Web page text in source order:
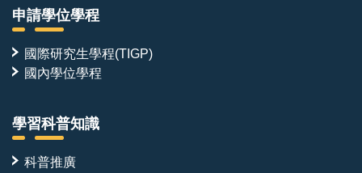
申請學位學程
國際研究生學程(TIGP)
國內學位學程
學習科普知識
科普推廣